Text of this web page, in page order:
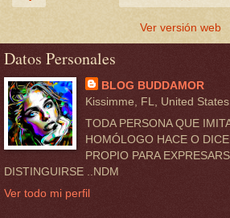
Ver versión web
Datos Personales
BLOG BUDDAMOR
Kissimme, FL, United States
TODA PERSONA QUE
HOMÓLOGO HACE O
PROPIO PARA
DISTINGUIRSE ..NDM
Ver todo mi perfil